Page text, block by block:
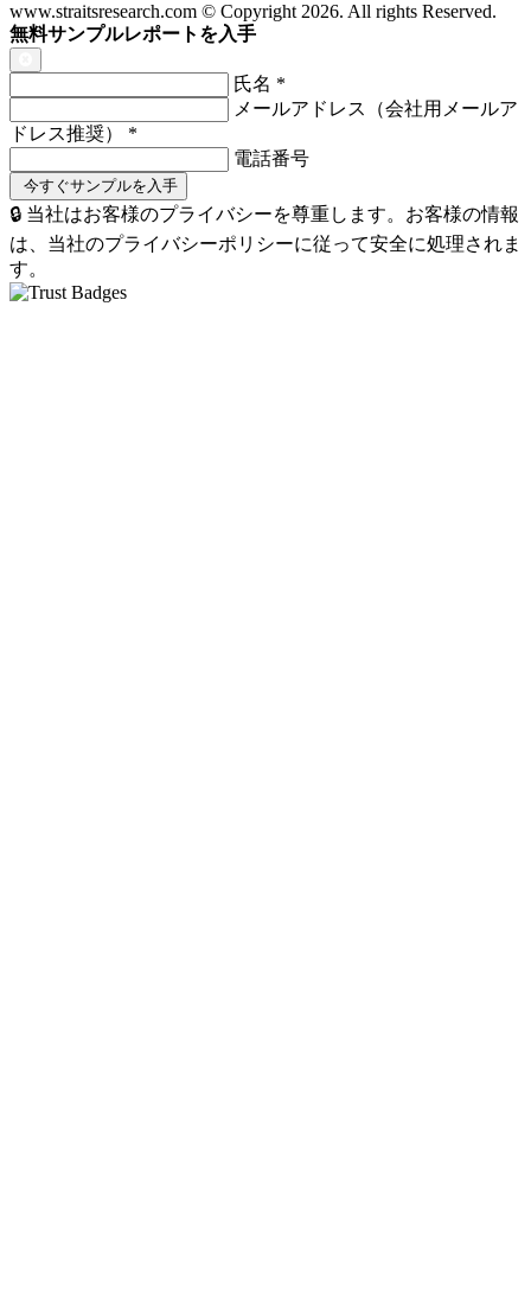
www.straitsresearch.com © Copyright2026. All rights Reserved.
無料サンプルレポートを入手
氏名 *
メールアドレス（会社用メールア
ドレス推奨） *
電話番号
🔒 当社はお客様のプライバシーを尊重します。お客様の情報
は、当社のプライバシーポリシーに従って安全に処理されま
す。